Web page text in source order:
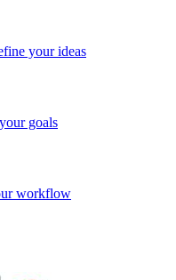
your ideas
goals
workflow